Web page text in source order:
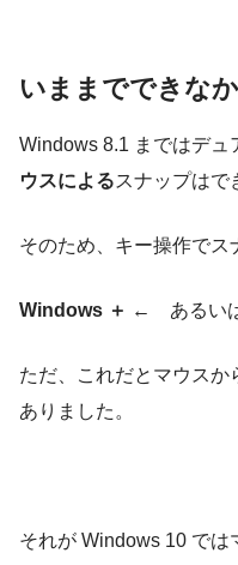
いままでできな
Windows 8.1 まではデュ
ウスによるスナップはで
そのため、キー操作でス
Windows ＋ ← あるい
ただ、これだとマウス
ありました。
それが Windows 10 では